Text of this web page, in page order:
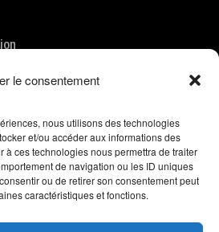
le consentement
nous utilisons des technologies
et/ou accéder aux informations des
à ces technologies nous permettra de traiter
de navigation ou les ID uniques
ou de retirer son consentement peut
caractéristiques et fonctions.